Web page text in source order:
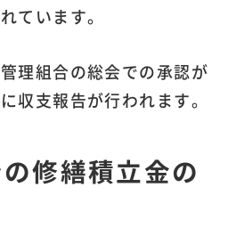
ています。
理組合の総会での承認が
収支報告が行われます。
修繕積立金の